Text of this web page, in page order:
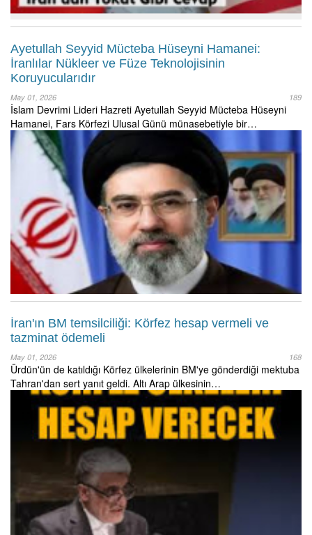
Ayetullah Seyyid Mücteba Hüseyni Hamanei:
İranlılar Nükleer ve Füze Teknolojisinin
Koruyucularıdır
May 01, 2026 189
İslam Devrimi Lideri Hazreti Ayetullah Seyyid Mücteba Hüseyni
Hamanei, Fars Körfezi Ulusal Günü münasebetiyle bir…
İran'ın BM temsilciliği: Körfez hesap vermeli ve
tazminat ödemeli
May 01, 2026 168
Ürdün'ün de katıldığı Körfez ülkelerinin BM'ye gönderdiği mektuba
Tahran'dan sert yanıt geldi. Altı Arap ülkesinin…